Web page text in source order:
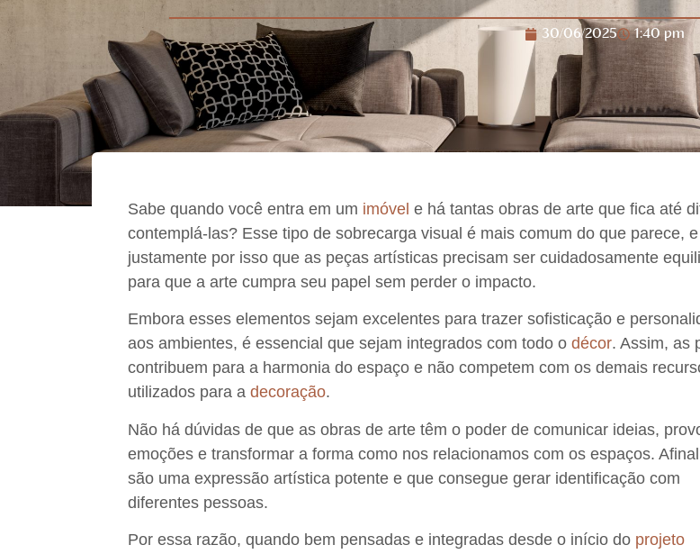
30/06/2025 1:40 pm
Sabe quando você entra em um imóvel e há tantas obras de arte que fica até
contemplá-las? Esse tipo de sobrecarga visual é mais comum do que parece, e
justamente por isso que as peças artísticas precisam ser cuidadosamente
para que a arte cumpra seu papel sem perder o impacto.
Embora esses elementos sejam excelentes para trazer sofisticação e
aos ambientes, é essencial que sejam integrados com todo o décor. Assim, as
contribuem para a harmonia do espaço e não competem com os demais
utilizados para a decoração.
Não há dúvidas de que as obras de arte têm o poder de comunicar ideias,
emoções e transformar a forma como nos relacionamos com os espaços.
são uma expressão artística potente e que consegue gerar identificação com
diferentes pessoas.
Por essa razão, quando bem pensadas e integradas desde o início do projeto